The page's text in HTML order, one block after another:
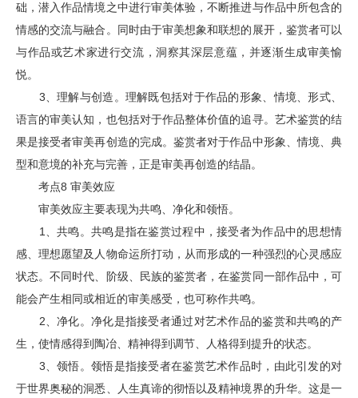
础，潜入作品情境之中进行审美体验，不断推进与作品中所包含的
情感的交流与融合。同时由于审美想象和联想的展开，鉴赏者可以
与作品或艺术家进行交流，洞察其深层意蕴，并逐渐生成审美愉
悦。
3、理解与创造。理解既包括对于作品的形象、情境、形式、
语言的审美认知，也包括对于作品整体价值的追寻。艺术鉴赏的结
果是接受者审美再创造的完成。鉴赏者对于作品中形象、情境、典
型和意境的补充与完善，正是审美再创造的结晶。
考点8 审美效应
审美效应主要表现为共鸣、净化和领悟。
1、共鸣。共鸣是指在鉴赏过程中，接受者为作品中的思想情
感、理想愿望及人物命运所打动，从而形成的一种强烈的心灵感应
状态。不同时代、阶级、民族的鉴赏者，在鉴赏同一部作品中，可
能会产生相同或相近的审美感受，也可称作共鸣。
2、净化。净化是指接受者通过对艺术作品的鉴赏和共鸣的产
生，使情感得到陶冶、精神得到调节、人格得到提升的状态。
3、领悟。领悟是指接受者在鉴赏艺术作品时，由此引发的对
于世界奥秘的洞悉、人生真谛的彻悟以及精神境界的升华。这是一